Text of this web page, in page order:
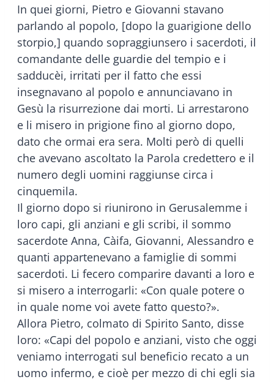
In quei giorni, Pietro e Giovanni stavano
parlando al popolo, [dopo la guarigione dello
storpio,] quando sopraggiunsero i sacerdoti, il
comandante delle guardie del tempio e i
sadducèi, irritati per il fatto che essi
insegnavano al popolo e annunciavano in
Gesù la risurrezione dai morti. Li arrestarono
e li misero in prigione fino al giorno dopo,
dato che ormai era sera. Molti però di quelli
che avevano ascoltato la Parola credettero e il
numero degli uomini raggiunse circa i
cinquemila.
Il giorno dopo si riunirono in Gerusalemme i
loro capi, gli anziani e gli scribi, il sommo
sacerdote Anna, Càifa, Giovanni, Alessandro e
quanti appartenevano a famiglie di sommi
sacerdoti. Li fecero comparire davanti a loro e
si misero a interrogarli: «Con quale potere o
in quale nome voi avete fatto questo?».
Allora Pietro, colmato di Spirito Santo, disse
loro: «Capi del popolo e anziani, visto che oggi
veniamo interrogati sul beneficio recato a un
uomo infermo, e cioè per mezzo di chi egli sia